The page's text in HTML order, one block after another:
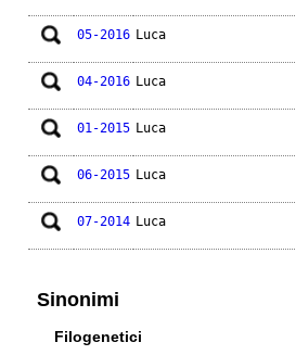
05-2016 Luca
04-2016 Luca
01-2015 Luca
06-2015 Luca
07-2014 Luca
Sinonimi
Filogenetici